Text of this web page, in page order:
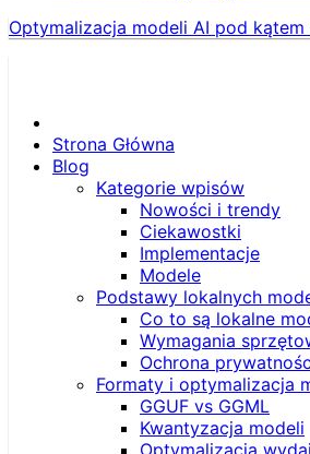
Optymalizacja modeli AI pod
Strona Główna
Blog
Kategorie wpisów
Nowości i trendy
Ciekawostki
Implementacje
Modele
Podstawy lokalnych
Co to są lokalne
Wymagania
Ochrona
Formaty i optymalizacja
GGUF vs GGML
Kwantyzacja modeli
Optymalizacja